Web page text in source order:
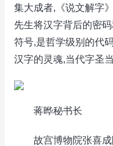
集大成者,《说文解字
先生将汉字背后的密
符号,是哲学级别的代
汉字的灵魂,当代字圣
蒋晔秘书长
故宫博物院张喜成